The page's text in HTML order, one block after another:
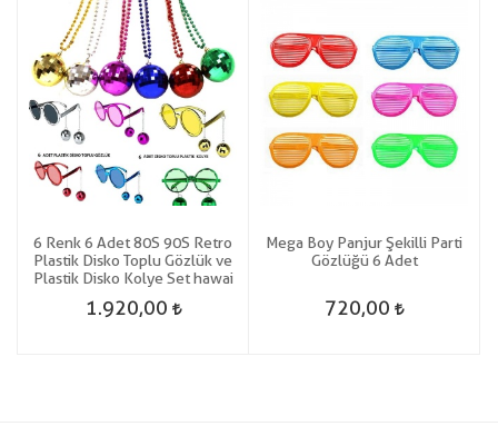
6 Renk 6 Adet 80S 90S Retro
Plastik Disko Toplu Gözlük ve
Plastik Disko Kolye Set hawai
1.920,00
Mega Boy Panjur Şekilli Parti
Gözlüğü 6 Adet
720,00